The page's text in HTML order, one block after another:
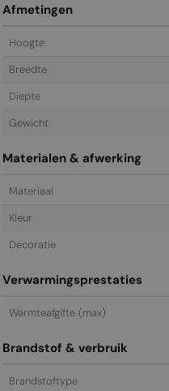
Afmetingen
Hoogte
Breedte
Diepte
Gewicht
Materialen & afwerking
Materiaal
Kleur
Decoratie
Verwarmingsprestaties
Warmteafgifte (max)
Brandstof & verbruik
Brandstoftype